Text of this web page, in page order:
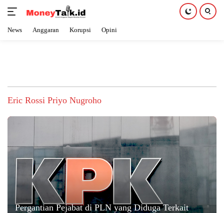
News Anggaran Korupsi Opini
Eric Rossi Priyo Nugroho
Pergantian Pejabat di PLN yang Diduga Terkait